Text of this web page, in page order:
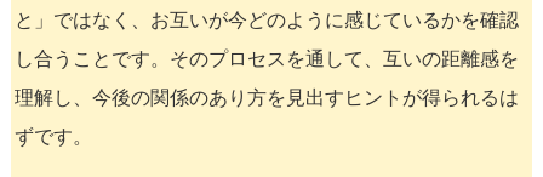
と」ではなく、お互いが今どのように感じているかを確認
し合うことです。そのプロセスを通して、互いの距離感を
理解し、今後の関係のあり方を見出すヒントが得られるは
ずです。